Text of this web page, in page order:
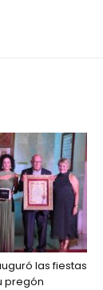
las fiestas
pregón